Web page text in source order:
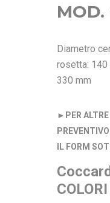
MOD.
Diametro
rosetta: 140
330 mm
► PER
IL FORM
COLORI